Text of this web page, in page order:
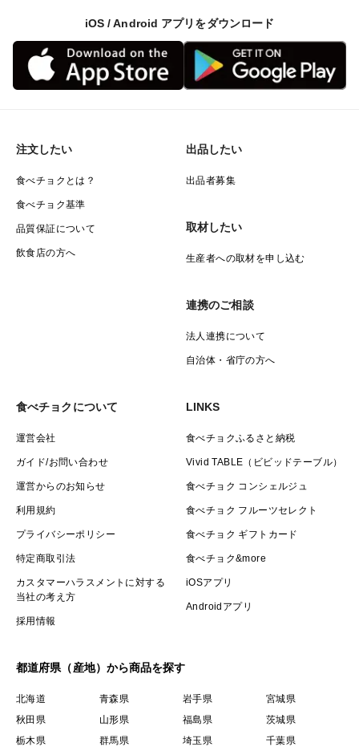
iOS / Android アプリをダウンロード
注文したい
食べチョクとは？
食べチョク基準
品質保証について
飲食店の方へ
出品したい
出品者募集
取材したい
生産者への取材を申し込む
連携のご相談
法人連携について
自治体・省庁の方へ
食べチョクについて
運営会社
ガイド/お問い合わせ
運営からのお知らせ
利用規約
プライバシーポリシー
特定商取引法
カスタマーハラスメントに対する
当社の考え方
採用情報
LINKS
食べチョクふるさと納税
Vivid TABLE（ビビッドテーブル）
食べチョク コンシェルジュ
食べチョク フルーツセレクト
食べチョク ギフトカード
食べチョク&more
iOSアプリ
Androidアプリ
都道府県（産地）から商品を探す
北海道 青森県 岩手県
宮城県
秋田県
山形県 福島県
茨城県
栃木県
群馬県 埼玉県
千葉県